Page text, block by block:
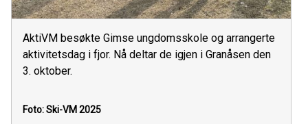
AktiVM besøkte Gimse ungdomsskole og arrangerte
aktivitetsdag i fjor. Nå deltar de igjen i Granåsen den
3. oktober.
Foto: Ski-VM 2025